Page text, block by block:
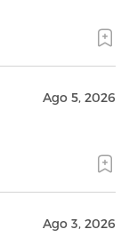
Ago 5, 2026
Ago 3, 2026